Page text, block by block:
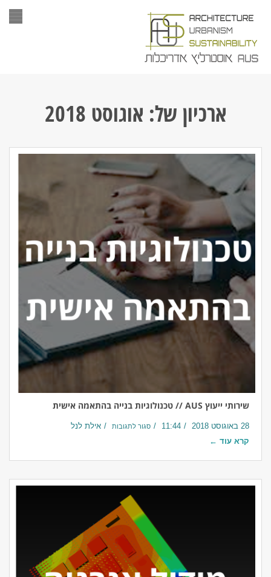
ארכיון של: אוגוסט 2018
שירותי ייעוץ AUS // טכנולוגיות בנייה בהתאמה אישית
28 באוגוסט 2018 11:44 סגור לתגובות
אילת לנל
קרא עוד ←